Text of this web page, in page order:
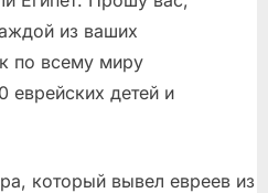
из ваших
по всему миру
еврейских детей и
который вывел евреев из